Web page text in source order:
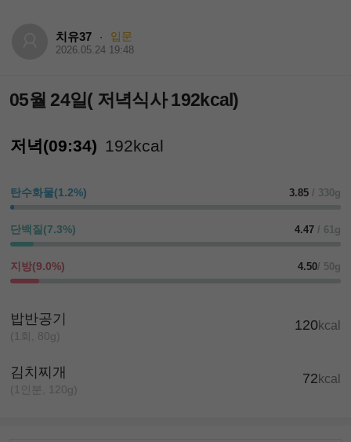
치유37 · 입문
2026.05.24 19:48
05월 24일( 저녁식사 192kcal)
저녁(09:34) 192kcal
탄수화물(1.2%) 3.85 / 330g
단백질(7.3%) 4.47 / 61g
지방(9.0%) 4.50/ 50g
밥반공기
(1회, 80g)
120kcal
김치찌개
(1인분, 120g)
72 kcal